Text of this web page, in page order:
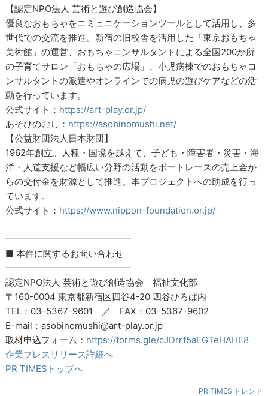
【認定NPO法人 芸術と遊び創造協会】
優良なおもちゃをコミュニケーションツールとして活用し、多
世代での交流を推進。新宿の旧校舎を活用した「東京おもちゃ
美術館」の運営、おもちゃコンサルタントによる全国200か所
の子育てサロン「おもちゃの広場」、小児病棟でのおもちゃコ
ンサルタントの派遣やオンラインでの病児の遊びケアなどの活
動を行っています。
公式サイト： https://art-play.or.jp/
あそびのむし： https://asobinomushi.net/
【公益財団法人日本財団】
1962年創立。人種・国境を越えて、子ども・障害者・災害・海
洋・人道支援など幅広い分野の活動をボートレースの売上金か
らの交付金を財源として推進。本プロジェクトへの助成を行っ
ています。
公式サイト： https://www.nippon-foundation.or.jp/
━━━━━━━━━━━━━━
■ 本件に関するお問い合わせ
━━━━━━━━━━━━━━
認定NPO法人 芸術と遊び創造協会 福祉文化部
〒160-0004 東京都新宿区四谷4-20 四谷ひろば内
TEL：03-5367-9601 ／ FAX：03-5367-9602
E-mail：asobinomushi@art-play.or.jp
取材申込フォーム： https://forms.gle/cJDrrf5aEGTeHAHE8
企業プレスリリース詳細へ
PR TIMESトップへ
PR TIMES トレンド